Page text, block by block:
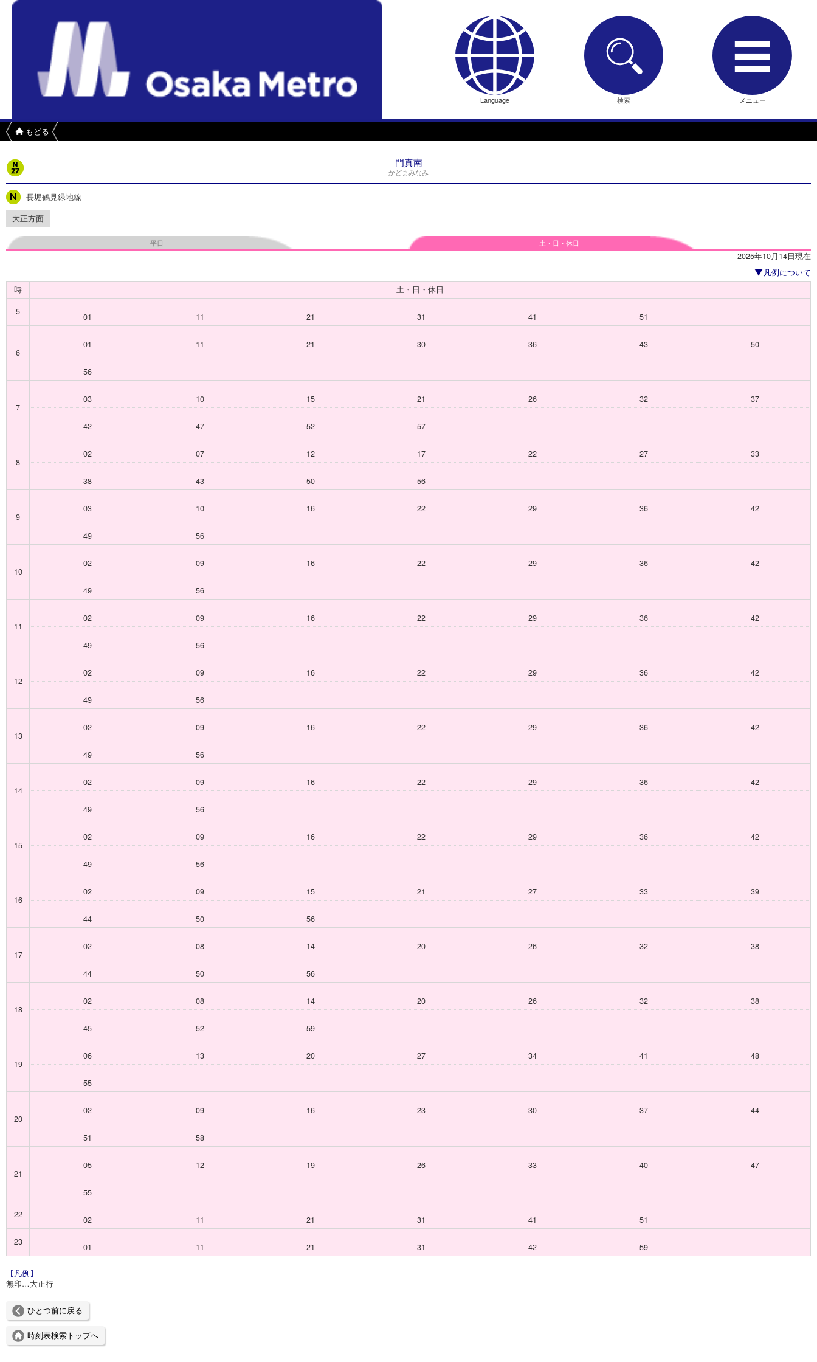
Language 検索 メニュー
もどる
門真南
かどまみなみ
長堀鶴見緑地線
大正方面
平日 土・日・休日
2025年10月14日現在
凡例について
時
土・日・休日
5
01 11 21 31 41 51
6
01 11 21 30 36 43 50
56
7
03 10 15 21 26 32 37
42 47 52 57
8
02 07 12 17 22 27 33
38 43 50 56
9
03 10 16 22 29 36 42
49 56
10
02 09 16 22 29 36 42
49 56
11
02 09 16 22 29 36 42
49 56
12
02 09 16 22 29 36 42
49 56
13
02 09 16 22 29 36 42
49 56
14
02 09 16 22 29 36 42
49 56
15
02 09 16 22 29 36 42
49 56
16
02 09 15 21 27 33 39
44 50 56
17
02 08 14 20 26 32 38
44 50 56
18
02 08 14 20 26 32 38
45 52 59
19
06 13 20 27 34 41 48
55
20
02 09 16 23 30 37 44
51 58
21
05 12 19 26 33 40 47
55
22
02 11 21 31 41
51
23
01 11 21 31 42 59
【凡例】
無印…大正行
ひとつ前に戻る
時刻表検索トップへ